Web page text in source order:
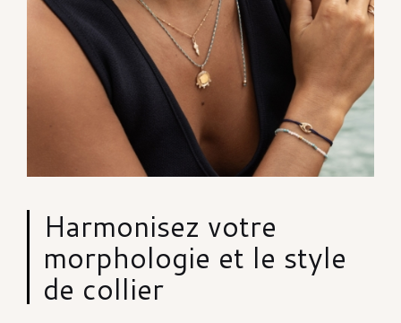
Harmonisez votre
morphologie et le style
de collier